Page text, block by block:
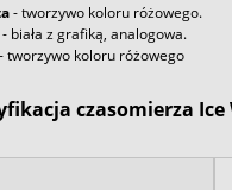
- tworzywo koloru różowego.
- biała z grafiką, analogowa.
- tworzywo koloru różowego
czasomierza